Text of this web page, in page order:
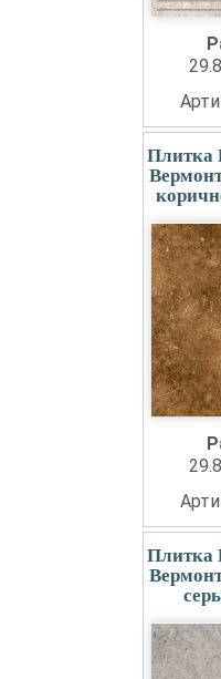
Плитка
Плитка